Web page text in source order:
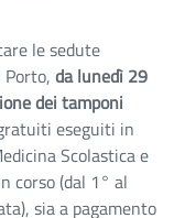
le sedute
Porto, da lunedì 29
dei tamponi
eseguiti in
Scolastica e
corso (dal 1° al
sia a pagamento